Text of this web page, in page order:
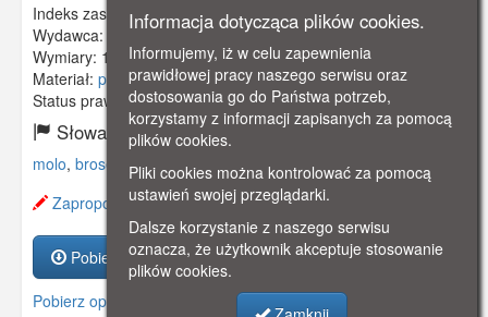
Indeks zasobu: GSP1031
Wydawca:
Stengel & Co., G.m.b.h., Dresden
Wymiary: 140 x 90 mm
Materiał: pocztówka
Status prawny:Użycie Niekomercyjne
Słowa kluczowe:
molo, brosen ,brzeźno
Zaproponuj zmianę opisu.
Pobierz zasób
Pobierz opis
Informacja dotycząca plików cookies.
Informujemy, iż w celu zapewnienia
prawidłowej pracy naszego serwisu oraz
dostosowania go do Państwa potrzeb,
korzystamy z informacji zapisanych za pomocą
plików cookies.
Pliki cookies można kontrolować za pomocą
ustawień swojej przeglądarki.
Dalsze korzystanie z naszego serwisu
oznacza, że użytkownik akceptuje stosowanie
plików cookies.